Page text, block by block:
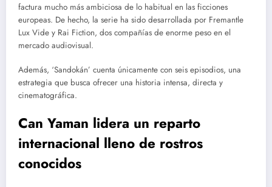
factura mucho más ambiciosa de lo habitual en las ficciones
europeas. De hecho, la serie ha sido desarrollada por Fremantle
Lux Vide y Rai Fiction, dos compañías de enorme peso en el
mercado audiovisual.
Además, ‘Sandokán’ cuenta únicamente con seis episodios, una
estrategia que busca ofrecer una historia intensa, directa y
cinematográfica.
Can Yaman lidera un reparto
internacional lleno de rostros
conocidos